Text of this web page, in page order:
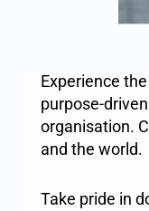
Experience
purpose-
organisation.
and the world.
Take pride in